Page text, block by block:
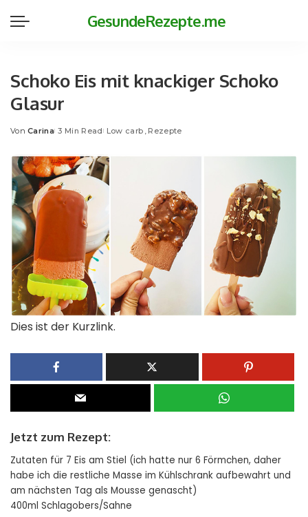
GesundeRezepte.me
Schoko Eis mit knackiger Schoko
Glasur
Posted
Von Carina 3 Min Read Low carb Rezepte
Dies ist der Kurzlink.
Jetzt zum Rezept:
Zutaten für 7 Eis am Stiel (ich hatte nur 6 Förmchen, daher
habe ich die restliche Masse im Kühlschrank aufbewahrt und
am nächsten Tag als Mousse genascht)
400ml Schlagobers/Sahne